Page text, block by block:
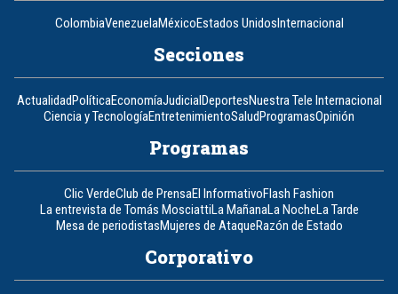
ColombiaVenezuelaMéxicoEstados UnidosInternacional
Secciones
ActualidadPolíticaEconomíaJudicialDeportesNuestra Tele Internacional
Ciencia y TecnologíaEntretenimientoSaludProgramasOpinión
Programas
Clic VerdeClub de PrensaEl InformativoFlash Fashion
La entrevista de Tomás MosciattiLa MañanaLa NocheLa Tarde
Mesa de periodistasMujeres de AtaqueRazón de Estado
Corporativo